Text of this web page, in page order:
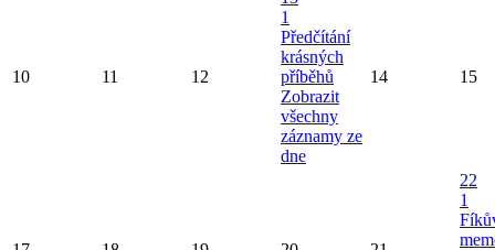
10 11 12
1
Předčítání
krásných
příběhů
Zobrazit
všechny
záznamy ze
dne
14 15
22
1